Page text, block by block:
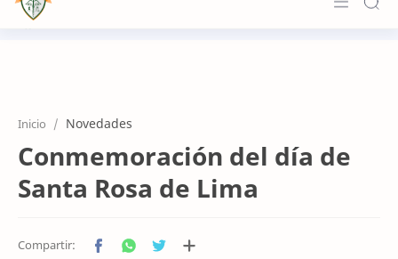
Novedades
Contacto
Inicio Novedades
Conmemoración del día de
Santa Rosa de Lima